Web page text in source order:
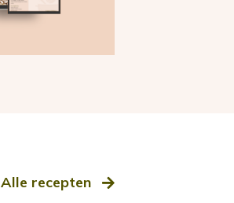
Alle recepten